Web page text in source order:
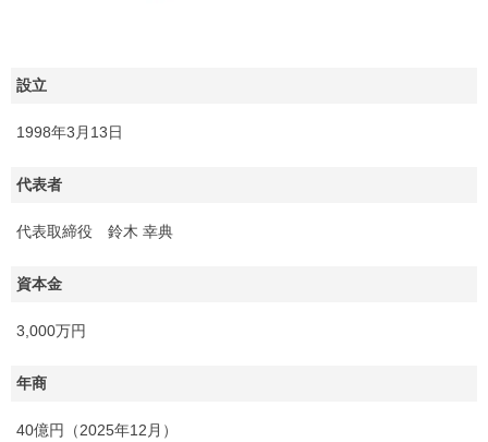
設立
1998年3月13日
代表者
代表取締役 鈴木 幸典
資本金
3,000万円
年商
40億円（2025年12月）